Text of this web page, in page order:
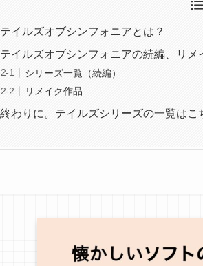
テイルズオブシンフォニアとは？
テイルズオブシンフォニアの続編、リメ
シリーズ一覧（続編）
リメイク作品
終わりに。テイルズシリーズの一覧はこ